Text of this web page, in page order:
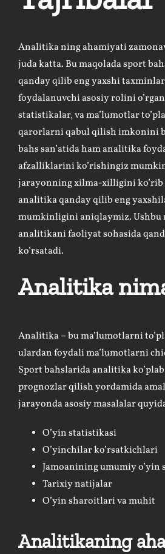
Analitika ning ahamiyati
juda katta. Bu maqolada sport
qanday qilib eng yaxshi
foydalanuvchi asosiy rolini
statistikalar, va ma’lumotlar
qarorlarni qabul qilish imkonini
bahs san’atida ham analitika
afzalliklarini ko’rishingiz
jarayonning xilma-xilligini
analitika qanday qilib eng
mumkinligini aniqlaymiz. Ushbu
analitikani faoliyat sohasida
ko’rsatadi.
Analitika
Analitika – bu ma’lumotlarni
ulardan foydali ma’lumotlarni
Sport bahslarida analitika
prognozlar qilish yordamida
jarayonda asosiy masalalar
O’yin statistikasi
O’yinchilar ko’rsatkichlari
Jamoanining umumiy
Tarixiy natijalar
O’yin sharoitlari va muhit
Analitikaning